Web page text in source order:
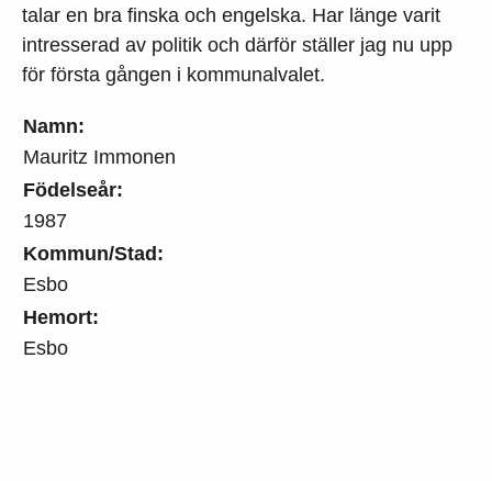
Namn:
Mauritz Immonen
Födelseår:
1987
Kommun/Stad:
Esbo
Hemort:
Esbo
talar en bra finska och engelska. Har länge varit
intresserad av politik och därför ställer jag nu upp
för första gången i kommunalvalet.